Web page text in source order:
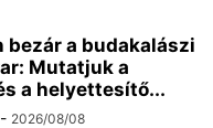
bezár a budakalászi
Mutatjuk a
a helyettesítő...
- 2026/08/08